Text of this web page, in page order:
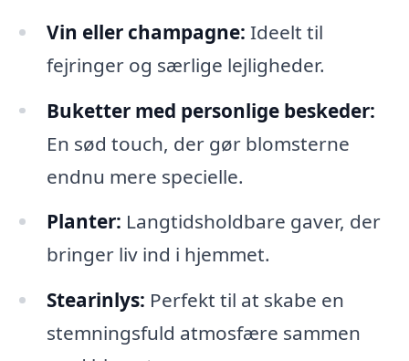
Vin eller champagne: Ideelt til
fejringer og særlige lejligheder.
Buketter med personlige beskeder:
En sød touch, der gør blomsterne
endnu mere specielle.
Planter: Langtidsholdbare gaver, der
bringer liv ind i hjemmet.
Stearinlys: Perfekt til at skabe en
stemningsfuld atmosfære sammen